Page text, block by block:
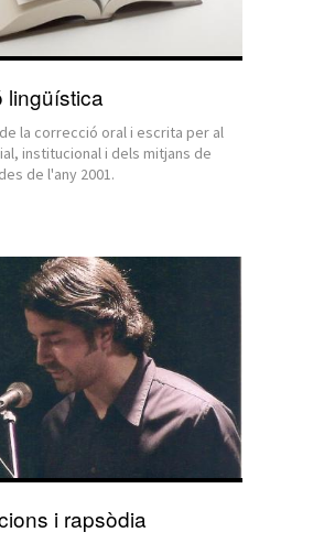
lingüística
la correcció oral i escrita per al
institucional i dels mitjans de
de l'any 2001.
i rapsòdia